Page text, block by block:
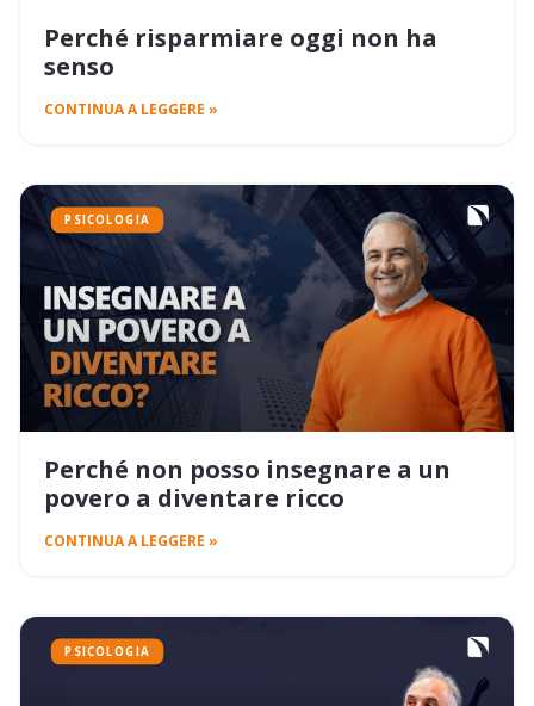
Perché risparmiare oggi non ha
senso
CONTINUA A LEGGERE »
PSICOLOGIA
Perché non posso insegnare a un
povero a diventare ricco
CONTINUA A LEGGERE »
PSICOLOGIA